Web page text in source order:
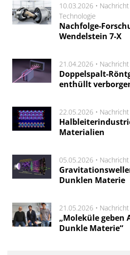
10.03.2026 • Nachricht
Technologie
Nachfolge-
Wendelstein 7-X
21.04.2026 • Nachricht
Doppelspalt-
enthüllt
22.05.2026 • Nachricht
Materialien
05.05.2026 • Nachricht
Dunklen Materie
21.05.2026 • Nachricht
„Moleküle geben
Dunkle Materie“